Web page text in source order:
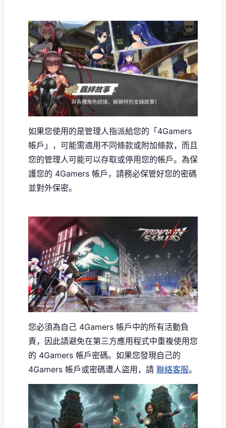
如果您使用的是管理人指派給您的「4Gamers
帳戶」，可能需適用不同條款或附加條款，而且
您的管理人可能可以存取或停用您的帳戶。為保
護您的 4Gamers 帳戶，請務必保管好您的密碼
並對外保密。
您必須為自己 4Gamers 帳戶中的所有活動負
責，因此請避免在第三方應用程式中重複使用您
的 4Gamers 帳戶密碼。如果您發現自己的
4Gamers 帳戶或密碼遭人盜用，請 聯絡客服。